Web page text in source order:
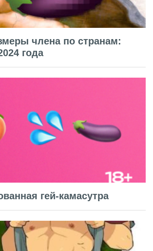
члена по странам:
года
гей-камасутра